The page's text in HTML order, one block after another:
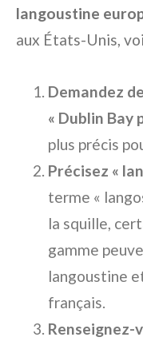
langoustine
aux États-Unis,
Demandez
« Dublin Bay
plus précis
Précisez «
terme «
la squille,
gamme
langoustine
français.
Renseignez-